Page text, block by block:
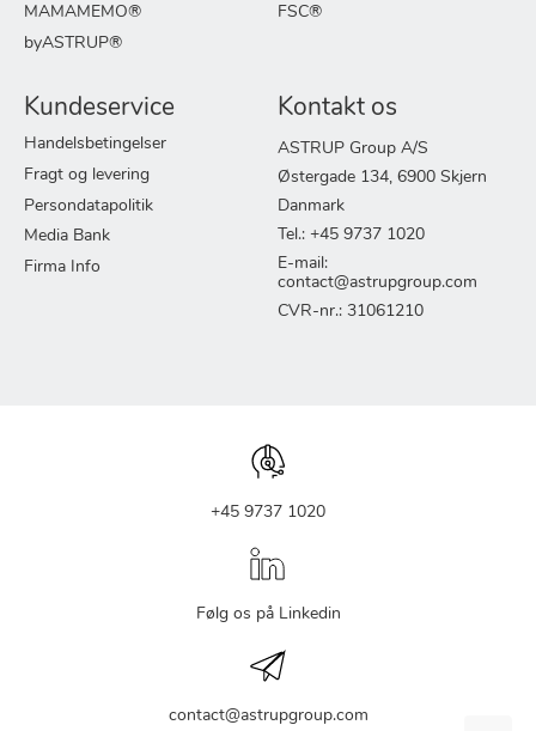
MAMAMEMO®
byASTRUP®
FSC®
Kundeservice
Handelsbetingelser
Fragt og levering
Persondatapolitik
Media Bank
Firma Info
Kontakt os
ASTRUP Group A/S
Østergade 134, 6900 Skjern
Danmark
Tel.: +45 9737 1020
E-mail:
contact@astrupgroup.com
CVR-nr.: 31061210
+45 9737 1020
Følg os på Linkedin
contact@astrupgroup.com